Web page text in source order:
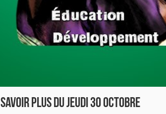
Savoir Plus du jeudi 30 octobre